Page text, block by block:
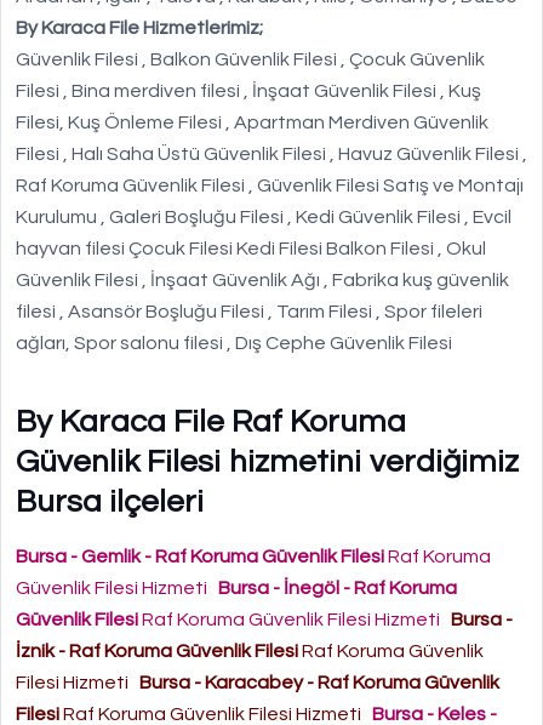
By Karaca File Hizmetlerimiz;
Güvenlik Filesi , Balkon Güvenlik Filesi , Çocuk Güvenlik
Filesi , Bina merdiven filesi , İnşaat Güvenlik Filesi , Kuş
Filesi, Kuş Önleme Filesi , Apartman Merdiven Güvenlik
Filesi , Halı Saha Üstü Güvenlik Filesi , Havuz Güvenlik Filesi ,
Raf Koruma Güvenlik Filesi , Güvenlik Filesi Satış ve Montajı
Kurulumu , Galeri Boşluğu Filesi , Kedi Güvenlik Filesi , Evcil
hayvan filesi Çocuk Filesi Kedi Filesi Balkon Filesi , Okul
Güvenlik Filesi , İnşaat Güvenlik Ağı , Fabrika kuş güvenlik
filesi , Asansör Boşluğu Filesi , Tarım Filesi , Spor fileleri
ağları, Spor salonu filesi , Dış Cephe Güvenlik Filesi
By Karaca File Raf Koruma
Güvenlik Filesi hizmetini verdiğimiz
Bursa ilçeleri
Bursa - Gemlik - Raf Koruma Güvenlik FilesiRaf Koruma
Güvenlik Filesi Hizmeti
Bursa - İnegöl - Raf Koruma
Güvenlik FilesiRaf Koruma Güvenlik Filesi Hizmeti
Bursa -
İznik - Raf Koruma Güvenlik FilesiRaf Koruma Güvenlik
Filesi Hizmeti
Bursa - Karacabey - Raf Koruma Güvenlik
FilesiRaf Koruma Güvenlik Filesi Hizmeti
Bursa - Keles -